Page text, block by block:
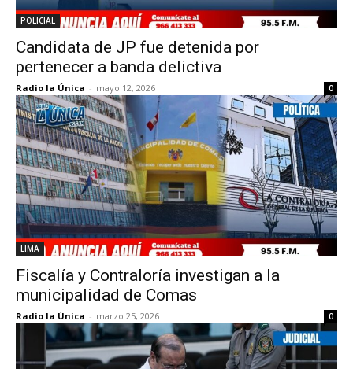
POLICIAL
Candidata de JP fue detenida por
pertenecer a banda delictiva
Radio la Única - mayo 12, 2026 0
LIMA
Fiscalía y Contraloría investigan a la
municipalidad de Comas
Radio la Única - marzo 25, 2026 0